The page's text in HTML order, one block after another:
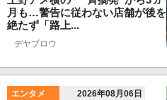
月も…警告に従わない店舗が後を
絶たず「路上...
デヤブロウ
エンタメ 2026年08月06日